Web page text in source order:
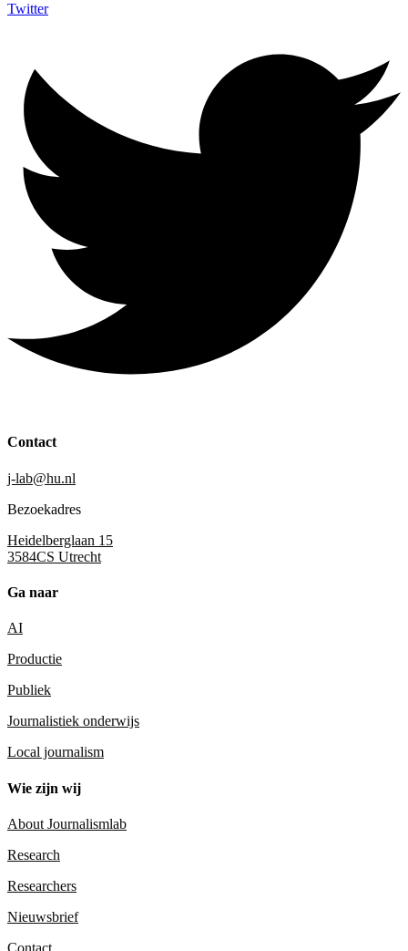
Twitter
Contact
j-lab@hu.nl
Bezoekadres
Heidelberglaan 15
3584CS Utrecht
Ga naar
AI
Productie
Publiek
Journalistiek onderwijs
Local journalism
Wie zijn wij
About Journalismlab
Research
Researchers
Nieuwsbrief
Contact